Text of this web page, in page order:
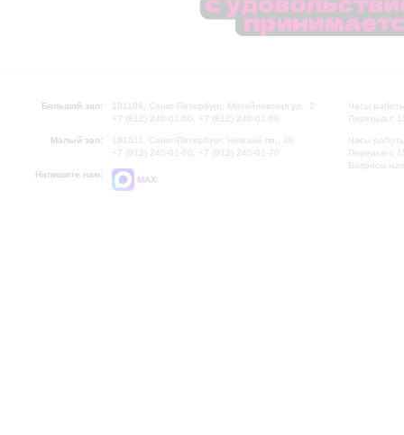
Большой зал:
191186, Санкт-Петербург, Михайловская ул., 2
+7 (812) 240-01-00, +7 (812) 240-01-80
Малый зал:
191011, Санкт-Петербург, Невский пр., 30
+7 (812) 240-01-00, +7 (812) 240-01-70
Напишите нам:
MAX
Часы
Перерыв с
Часы
Перерыв с
Вопросы